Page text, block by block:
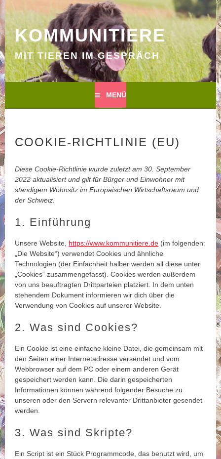
zum
InhaltKOMMUNITIERE
MIT TIEREN IM GESPRÄCH
MENÜ
COOKIE-RICHTLINIE (EU)
Diese Cookie-Richtlinie wurde zuletzt am 30. September
2022 aktualisiert und gilt für Bürger und Einwohner mit
ständigem Wohnsitz im Europäischen Wirtschaftsraum und
der Schweiz.
1. Einführung
Unsere Website, https://www.kommunitiere.de (im folgenden:
„Die Website“) verwendet Cookies und ähnliche
Technologien (der Einfachheit halber werden all diese unter
„Cookies“ zusammengefasst). Cookies werden außerdem
von uns beauftragten Drittparteien platziert. In dem unten
stehendem Dokument informieren wir dich über die
Verwendung von Cookies auf unserer Website.
2. Was sind Cookies?
Ein Cookie ist eine einfache kleine Datei, die gemeinsam mit
den Seiten einer Internetadresse versendet und vom
Webbrowser auf dem PC oder einem anderen Gerät
gespeichert werden kann. Die darin gespeicherten
Informationen können während folgender Besuche zu
unseren oder den Servern relevanter Drittanbieter gesendet
werden.
3. Was sind Skripte?
Ein Script ist ein Stück Programmcode, das benutzt wird, um